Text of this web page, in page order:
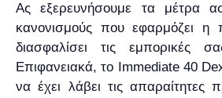
Ας εξερευνήσουμε τα μέτρα
κανονισμούς που εφαρμόζει η
διασφαλίσει τις εμπορικές
Επιφανειακά, το Immediate 40
να έχει λάβει τις απαραίτητες